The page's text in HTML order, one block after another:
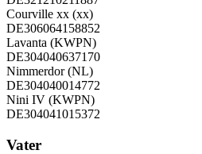
Courville xx (xx)
DE306064158852
Lavanta (KWPN)
DE304040637170
Nimmerdor (NL)
DE304040014772
Nini IV (KWPN)
DE304041015372
Vater